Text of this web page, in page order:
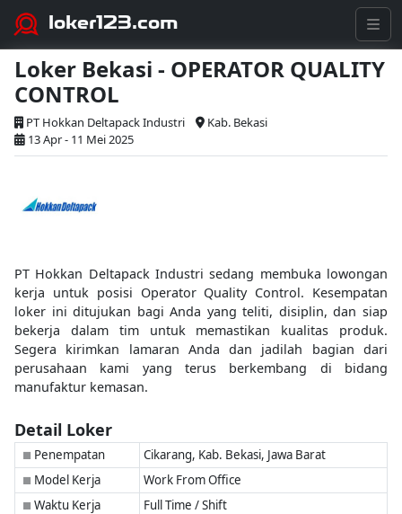
loker123.com
Loker Bekasi - OPERATOR QUALITY
CONTROL
PT Hokkan Deltapack Industri
Kab. Bekasi
13 Apr - 11 Mei 2025
PT Hokkan Deltapack Industri sedang membuka lowongan
kerja untuk posisi Operator Quality Control. Kesempatan
loker ini ditujukan bagi Anda yang teliti, disiplin, dan siap
bekerja dalam tim untuk memastikan kualitas produk.
Segera kirimkan lamaran Anda dan jadilah bagian dari
perusahaan kami yang terus berkembang di bidang
manufaktur kemasan.
Detail Loker
■ Penempatan Cikarang, Kab. Bekasi, Jawa Barat
■ Model Kerja Work From Office
■ Waktu Kerja Full Time / Shift